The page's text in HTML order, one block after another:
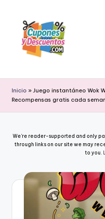
content
u
p
n
estas
descuentos
Inicio » Juego instantáneo Wok
Recompensas gratis cada
We're reader-supported and only
through links on our site we may
to you.